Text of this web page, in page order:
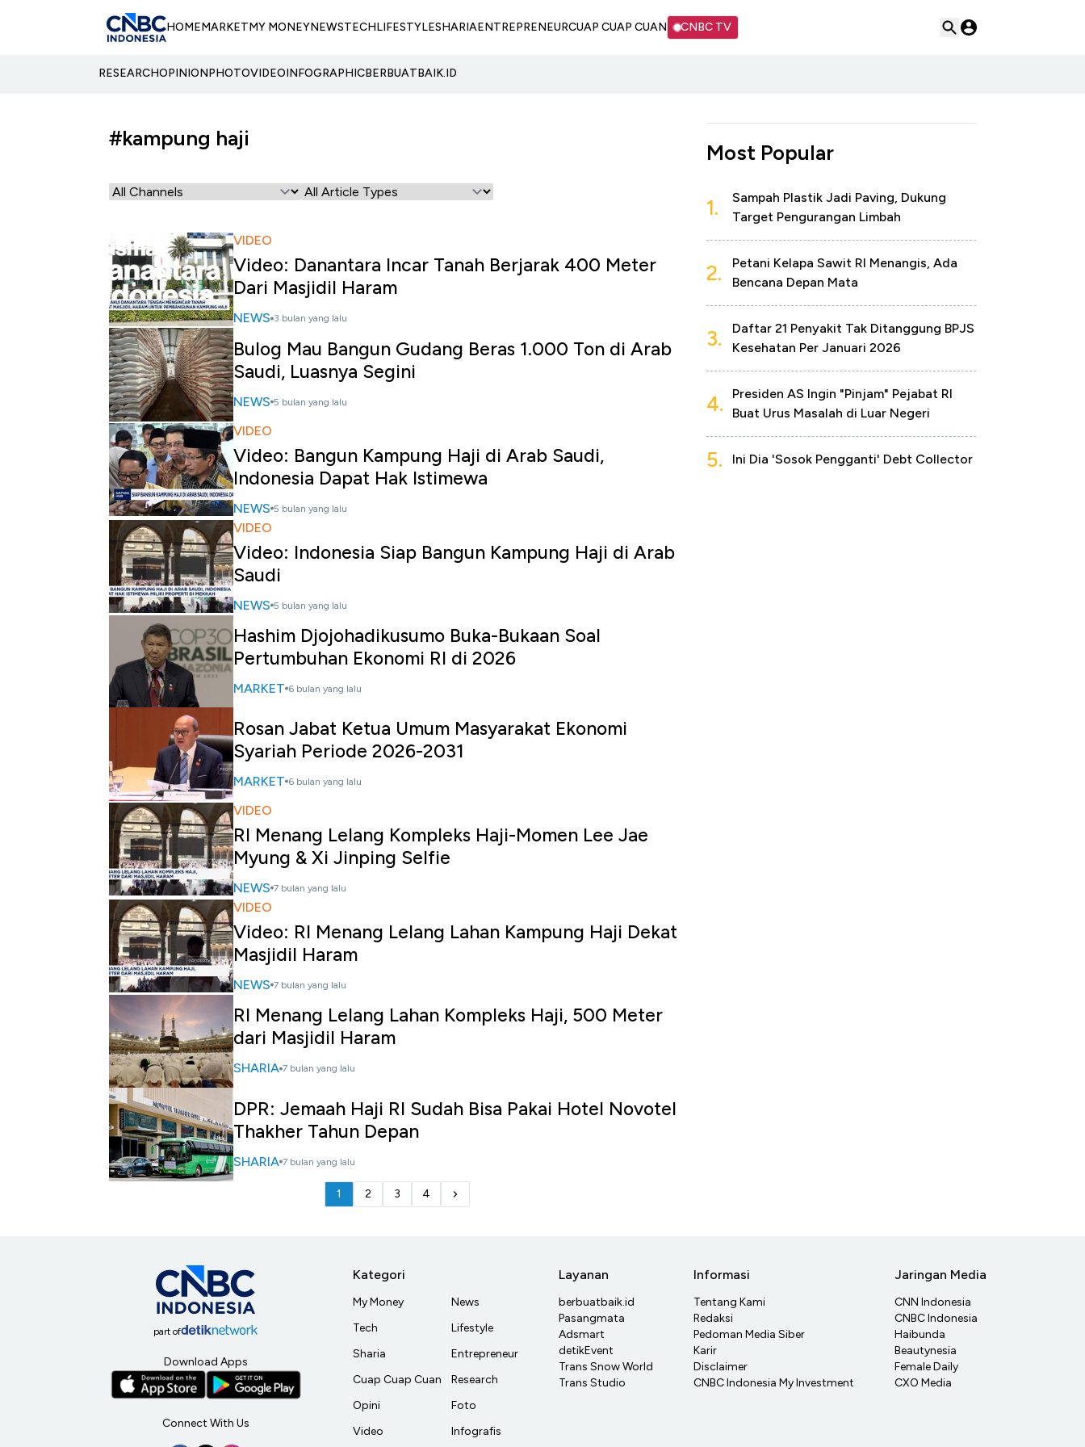
HOMEMARKETMY MONEYNEWSTECHLIFESTYLESHARIAENTREPRENEURCUAP CUAP CUAN CNBC TV
RESEARCHOPINIONPHOTOVIDEOINFOGRAPHICBERBUATBAIK.ID
#kampung haji
VIDEO
Video: Danantara Incar Tanah Berjarak 400 Meter
Dari Masjidil Haram
NEWS 3 bulan yang lalu
Bulog Mau Bangun Gudang Beras 1.000 Ton di Arab
Saudi, Luasnya Segini
NEWS 5 bulan yang lalu
VIDEO
Video: Bangun Kampung Haji di Arab Saudi,
Indonesia Dapat Hak Istimewa
NEWS 5 bulan yang lalu
VIDEO
Video: Indonesia Siap Bangun Kampung Haji di Arab
Saudi
NEWS 5 bulan yang lalu
Hashim Djojohadikusumo Buka-Bukaan Soal
Pertumbuhan Ekonomi RI di 2026
MARKET 6 bulan yang lalu
Rosan Jabat Ketua Umum Masyarakat Ekonomi
Syariah Periode 2026-2031
MARKET 6 bulan yang lalu
VIDEO
RI Menang Lelang Kompleks Haji-Momen Lee Jae
Myung & Xi Jinping Selfie
NEWS 7 bulan yang lalu
VIDEO
Video: RI Menang Lelang Lahan Kampung Haji Dekat
Masjidil Haram
NEWS 7 bulan yang lalu
RI Menang Lelang Lahan Kompleks Haji, 500 Meter
dari Masjidil Haram
SHARIA 7 bulan yang lalu
DPR: Jemaah Haji RI Sudah Bisa Pakai Hotel Novotel
Thakher Tahun Depan
SHARIA 7 bulan yang lalu
1 2 3 4
Most Popular
1.
Sampah Plastik Jadi Paving, Dukung
Target Pengurangan Limbah
2.
Petani Kelapa Sawit RI Menangis, Ada
Bencana Depan Mata
3.
Daftar 21 Penyakit Tak Ditanggung BPJS
Kesehatan Per Januari 2026
4.
Presiden AS Ingin "Pinjam" Pejabat RI
Buat Urus Masalah di Luar Negeri
5. Ini Dia 'Sosok Pengganti' Debt Collector
part of
Download Apps
Connect With Us
Kategori
My Money
Tech
Sharia
Cuap Cuap Cuan
Opini
Video
News
Lifestyle
Entrepreneur
Research
Foto
Infografis
Layanan
berbuatbaik.id
Pasangmata
Adsmart
detikEvent
Trans Snow World
Trans Studio
Informasi
Tentang Kami
Redaksi
Pedoman Media Siber
Karir
Disclaimer
CNBC Indonesia My Investment
Jaringan Media
CNN Indonesia
CNBC Indonesia
Haibunda
Beautynesia
Female Daily
CXO Media